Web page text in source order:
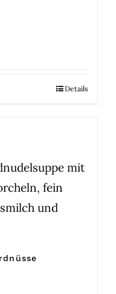
Details
mit
fein
und